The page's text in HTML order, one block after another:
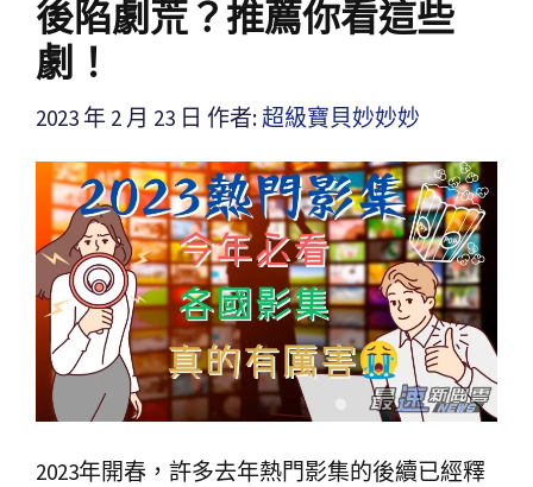
後陷劇荒？推薦你看這些
劇！
2023 年 2 月 23 日 作者: 超級寶貝妙妙妙
2023年開春，許多去年熱門影集的後續已經釋